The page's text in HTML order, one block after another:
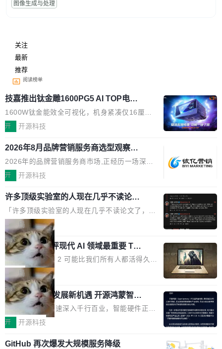
图像生成与处理
关注
最新
推荐
阅读榜单
技嘉推出钛金雕1600PG5 AI TOP电
源：为发烧级主机与本地AI算力打造旗
舰供电方案
1600W钛金能效全可视化，机身紧凑仅16厘米
继2026台北电脑展首度亮相后，技嘉科技近日正
电源专为发烧级DIY主机与本地AI算力平台打
造，整机长度仅16厘米，提供1600W额定功率
与80PLUS钛金能效；支持ATX 3.1与PCIe 5.1
实时LCD监控屏，可充分满足当下高阶PC主机
的严苛使用需求。 澎湃功率，紧凑机身 钛金雕1
600PG5 AI TOP具备强悍输出功率，同时实现
机身尺寸大幅精简。整机长度仅16厘米，属于同
功率段机身尺寸十分紧凑的1600W电源产品。小
巧机身有效提升市面主流标准A...
开 开源科技
2026年8月品牌营销服务商选型观察：
从流量思维到品牌资产思维的范式转移
2026年的品牌营销服务商市场,正经历一场深刻
的价值重构。全球全案品牌代理机构市场从2025
复合增长率达5.44%,预计2032年将突破120亿美
元。数字广告与公共关系相关服务市场更是从20
25年的8463亿美元扩张至2026年的8763亿美
元。数字的背后是一个清晰的事实——品牌对专
业化营销服务的需求从未如此迫切。 但市场扩容
的同时,服务商的竞争逻辑正在改变。2026年Top
Agency年度合辑的观察指出,“产品”这个离消费
者最近的载体,在整个品牌营销层面的权重显著变
高了。全域营销服务商的竞争正在从规模转向深
度,案例厚度、全域覆盖、多线协同...
开 开源科技
许多顶级实验室的人现在几乎不读论文
了
「许多顶级实验室的人现在几乎不读论文了，而
且他们认为 ICLR/ICML/NeurIPS 充斥着大量过
度宣传和欺诈。」 OpenAI 研究员 Keller Jorda
n 这条推文引发了广泛讨论。他不是在说风凉
话，他是说出了一个圈内人尽皆知但很少公开捅
破的事实。 Jordan 随后补充了一句软化声明：
「我不认为这些会议上大部分论文都在过度宣传
或造假。问题是，作为读者，如果你筛选出那些
看起来最令人兴奋的论文，那它们大部分都是过
度宣传的。」 这才是真正的痛点。不是所有论文
都有问题，是最吸引眼球的那批论文最有问题。
他引用的帖子来自 Mathew Shen，一位 ICLR 2
局
xAI 前工程师评现代 AI 领域最重要 Top
3 开源项目
Flash Attention 2 可能比我们所有人都活得久。
这句话不是来自某个技术博客，而是出自 Hieu
Pham 的一条推文。Hieu Pham 是谁？他是 xAI
的早期工程师之一，在 Grok 训练基础设施团队
工作过。近日他在 X 上发了一条帖子，列出了他
认为现代 AI 领域最重要的三个开源项目。 第一
理由很具体。FA 系列不需要解释，但 FA2 是他
局
共商智能硬件发展新机遇 开源鸿蒙智能
硬件开发者日杭州站即将举行
随着万物智联加速深入千行百业，智能硬件正从
单点设备迈向智能化、网联化、协同化发展。作
鸿蒙通过统一技术底座和分布式能力，为不同类
开 开源科技
GitHub 再次爆发大规模服务降级